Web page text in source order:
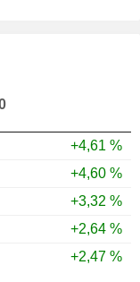
+4,61 %
+4,60 %
+3,32 %
+2,64 %
+2,47 %